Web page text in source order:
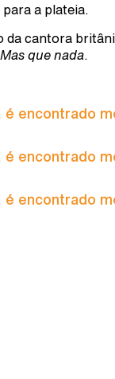
a plateia.
da cantora
Mas que nada
é encontrado
é encontrado
é encontrado